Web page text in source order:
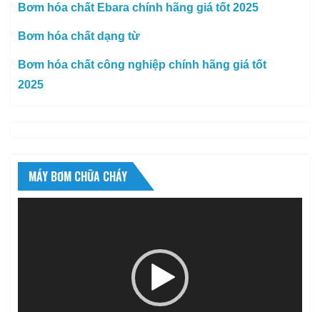
Bơm hóa chất Ebara chính hãng giá tốt 2025
Bơm hóa chất dạng từ
Bơm hóa chất công nghiệp chính hãng giá tốt
2025
MÁY BƠM CHỮA CHÁY